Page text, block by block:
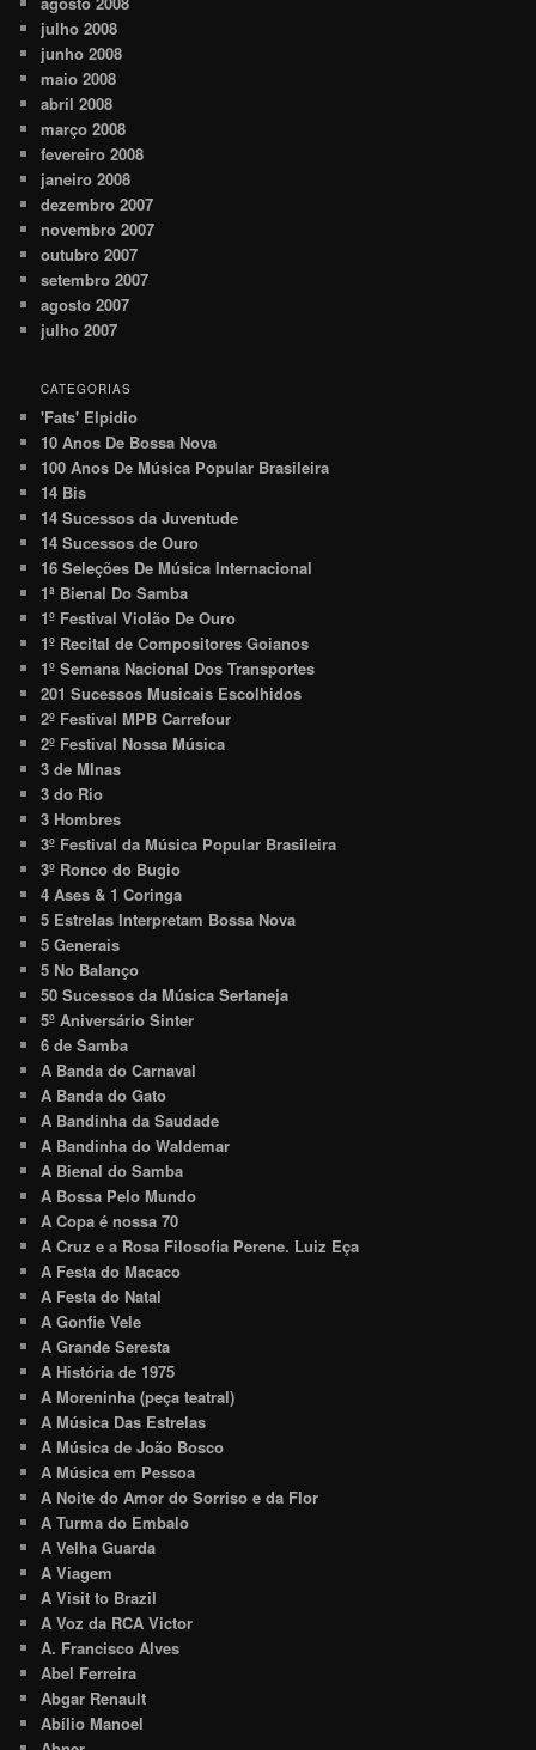
julho 2008
junho 2008
maio 2008
abril 2008
março 2008
fevereiro 2008
janeiro 2008
dezembro 2007
novembro 2007
outubro 2007
setembro 2007
agosto 2007
julho 2007
CATEGORIAS
'Fats' Elpidio
10 Anos De Bossa Nova
100 Anos De Música Popular Brasileira
14 Bis
14 Sucessos da Juventude
14 Sucessos de Ouro
16 Seleções De Música Internacional
1ª Bienal Do Samba
1º Festival Violão De Ouro
1º Recital de Compositores Goianos
1º Semana Nacional Dos Transportes
201 Sucessos Musicais Escolhidos
2º Festival MPB Carrefour
2º Festival Nossa Música
3 de MInas
3 do Rio
3 Hombres
3º Festival da Música Popular Brasileira
3º Ronco do Bugio
4 Ases & 1 Coringa
5 Estrelas Interpretam Bossa Nova
5 Generais
5 No Balanço
50 Sucessos da Música Sertaneja
5º Aniversário Sinter
6 de Samba
A Banda do Carnaval
A Banda do Gato
A Bandinha da Saudade
A Bandinha do Waldemar
A Bienal do Samba
A Bossa Pelo Mundo
A Copa é nossa 70
A Cruz e a Rosa Filosofia Perene. Luiz Eça
A Festa do Macaco
A Festa do Natal
A Gonfie Vele
A Grande Seresta
A História de 1975
A Moreninha (peça teatral)
A Música Das Estrelas
A Música de João Bosco
A Música em Pessoa
A Noite do Amor do Sorriso e da Flor
A Turma do Embalo
A Velha Guarda
A Viagem
A Visit to Brazil
A Voz da RCA Victor
A. Francisco Alves
Abel Ferreira
Abgar Renault
Abílio Manoel